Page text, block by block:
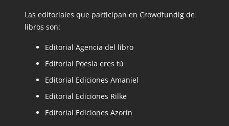
Las editoriales que participan en Crowdfundig de
libros son:
Editorial Agencia del libro
Editorial Poesía eres tú
Editorial Ediciones Amaniel
Editorial Ediciones Rilke
Editorial Ediciones Azorín